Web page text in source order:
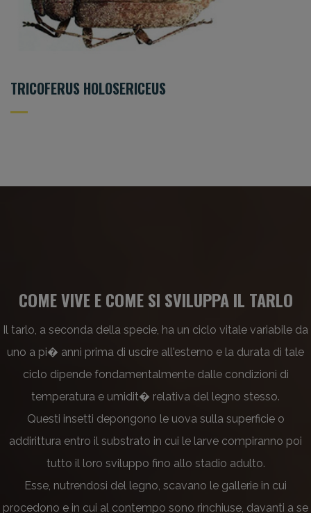
TRICOFERUS HOLOSERICEUS
COME VIVE E COME SI SVILUPPA IL TARLO
Il tarlo, a seconda della specie, ha un ciclo vitale variabile da
uno a pi� anni prima di uscire all'esterno e la durata di tale
ciclo dipende fondamentalmente dalle condizioni di
temperatura e umidit� relativa del legno stesso.
Questi insetti depongono le uova sulla superficie o
addirittura entro il substrato in cui le larve compiranno poi
tutto il loro sviluppo fino allo stadio adulto.
Esse, nutrendosi del legno, scavano le gallerie in cui
procedono e in cui al contempo sono rinchiuse, davanti a se